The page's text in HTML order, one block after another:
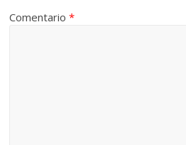
Comentario*